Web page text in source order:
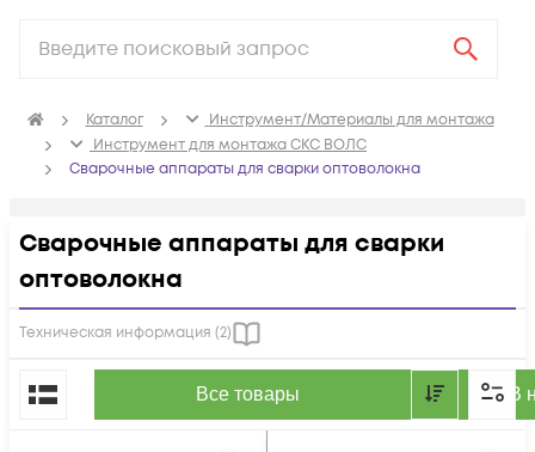
Каталог
Инструмент/Материалы для монтажа
Инструмент для монтажа СКС ВОЛС
Сварочные аппараты для сварки оптоволокна
Сварочные аппараты для сварки
оптоволокна
Техническая информация (2)
Все товары В
По популярности